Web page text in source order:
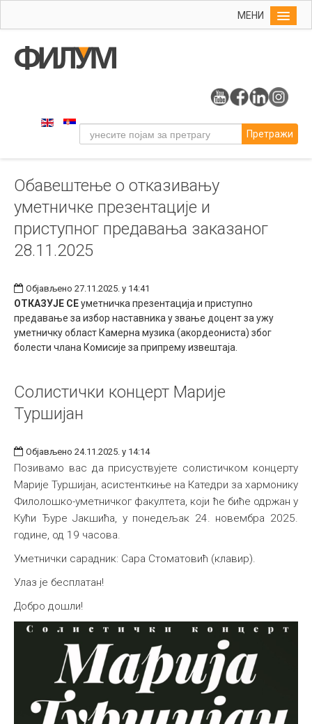
МЕНИ
Упис
Уметност
Музичка уметност
Примењена и ликовна уметност
Галерија
Издаваштво
Библиотека
Студенти
Међународна
Претражи
Обавештење о отказивању
уметничке презентације и
приступног предавања заказаног
28.11.2025
Објављено 27.11.2025. у 14:41
ОТКАЗУЈЕ СЕуметничка презентација и приступно
предавање за избор наставника у звање доцент за ужу
уметничку област Камерна музика (акордеониста) због
болести члана Комисије за припрему извештаја.
Солистички концерт Марије
Туршијан
Објављено 24.11.2025. у 14:14
Позивамо вас да присуствујете солистичком концерту
Марије Туршијан, асистенткиње на Катедри за хармонику
Филолошко-уметничког факултета, који ће биће одржан у
Кући Ђуре Јакшића, у понедељак 24. новембра 2025.
године, од 19 часова.
Уметнички сарадник: Сара Стоматовић (клавир).
Улаз је бесплатан!
Добро дошли!